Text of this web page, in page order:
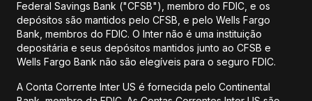
Federal Savings Bank ("CFSB"), membro do FDIC, e os
depósitos são mantidos pelo CFSB, e pelo Wells Fargo
Bank, membros do FDIC. O Inter não é uma instituição
depositária e seus depósitos mantidos junto ao CFSB e
Wells Fargo Bank não são elegíveis para o seguro FDIC.
A Conta Corrente Inter US é fornecida pelo Continental